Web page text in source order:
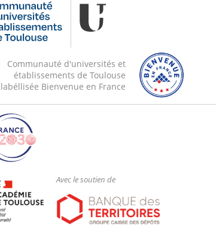
Communauté d'universités et
établissements de Toulouse
Bienvenue en France
Avec le soutien de